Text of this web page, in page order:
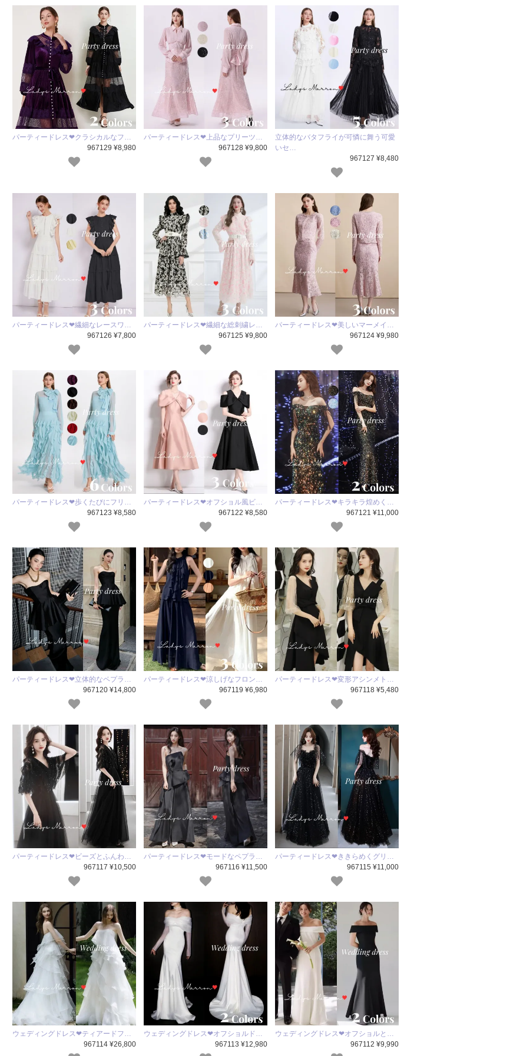
パーティードレス❤クラシカルなフ…
967129 ¥8,980
パーティードレス❤上品なプリーツ…
967128 ¥9,800
立体的なバタフライが可憐に舞う可愛
いセ…
967127 ¥8,480
パーティードレス❤繊細なレースワ…
967126 ¥7,800
パーティードレス❤繊細な総刺繍レ…
967125 ¥9,800
パーティードレス❤美しいマーメイ…
967124 ¥9,980
パーティードレス❤歩くたびにフリ…
967123 ¥8,580
パーティードレス❤オフショル風ビ…
967122 ¥8,580
パーティードレス❤キラキラ煌めく…
967121 ¥11,000
パーティードレス❤立体的なペプラ…
967120 ¥14,800
パーティードレス❤涼しげなフロン…
967119 ¥6,980
パーティードレス❤変形アシンメト…
967118 ¥5,480
パーティードレス❤ビーズとふんわ…
967117 ¥10,500
パーティードレス❤モードなペプラ…
967116 ¥11,500
パーティードレス❤ききらめくグリ…
967115 ¥11,000
ウェディングドレス❤ティアードフ…
967114 ¥26,800
ウェディングドレス❤オフショルド…
967113 ¥12,980
ウェディングドレス❤オフショルと…
967112 ¥9,990